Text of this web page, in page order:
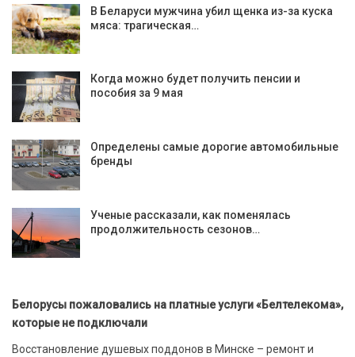
В Беларуси мужчина убил щенка из-за куска
мяса: трагическая…
Когда можно будет получить пенсии и
пособия за 9 мая
Определены самые дорогие автомобильные
бренды
Ученые рассказали, как поменялась
продолжительность сезонов…
Белорусы пожаловались на платные услуги «Белтелекома»,
которые не подключали
Восстановление душевых поддонов в Минске – ремонт и